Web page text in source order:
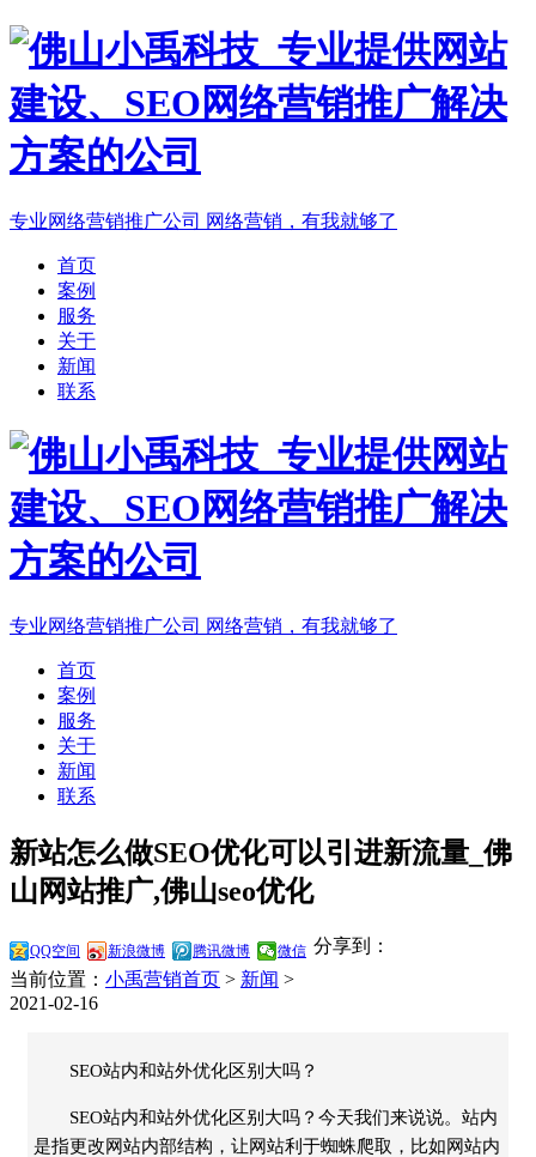
专业网络营销推广公司 网络营销，有我就够了
首页
案例
服务
关于
新闻
联系
专业网络营销推广公司 网络营销，有我就够了
首页
案例
服务
关于
新闻
联系
新站怎么做SEO优化可以引进新流量_佛
山网站推广,佛山seo优化
分享到：
QQ空间 新浪微博 腾讯微博 微信
当前位置： 小禹营销首页 > 新闻 >
2021-02-16
SEO站内和站外优化区别大吗？
SEO站内和站外优化区别大吗？今天我们来说说。站内
是指更改网站内部结构，让网站利于蜘蛛爬取，比如网站内